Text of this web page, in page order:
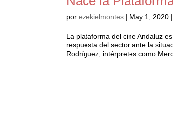
porezekielmontes | May 1, 2020 |
La plataforma del cine Andaluz
respuesta del sector ante la
Rodríguez, intérpretes como